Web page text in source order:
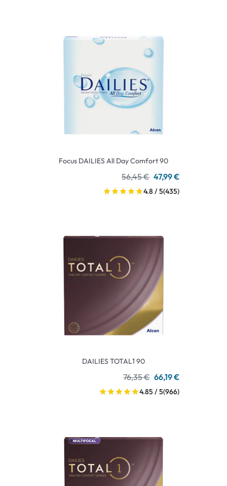
Focus DAILIES All Day Comfort 90
56,45 € 47,99 €
4.8 / 5(435)
DAILIES TOTAL1 90
76,35 € 66,19 €
4.85 / 5(966)